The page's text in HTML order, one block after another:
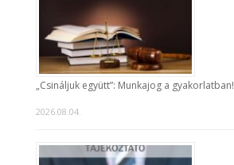
„Csináljuk együtt”: Munkajog a gyakorlatban!
2026.08.04.